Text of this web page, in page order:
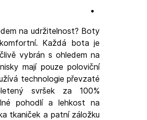
na udržitelnost? Boty
Každá bota je
vybrán s ohledem na
mají pouze poloviční
technologie převzaté
svršek za 100%
pohodlí a lehkost na
tkaniček a patní záložku